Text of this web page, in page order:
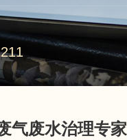
气废水治理专家